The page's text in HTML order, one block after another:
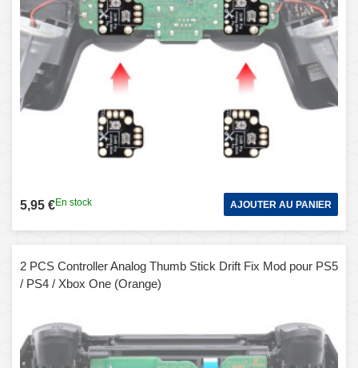
5,95 €En stock AJOUTER AU PANIER
2 PCS Controller Analog Thumb Stick Drift Fix Mod pour PS5
/ PS4 / Xbox One (Orange)